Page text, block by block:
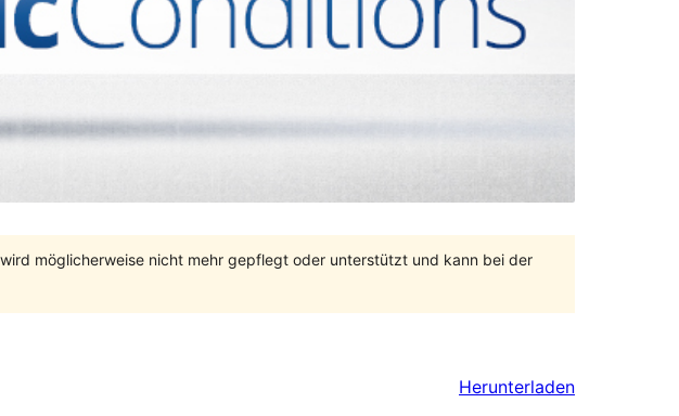
wird möglicherweise nicht mehr gepflegt oder unterstützt und kann bei der
Herunterladen